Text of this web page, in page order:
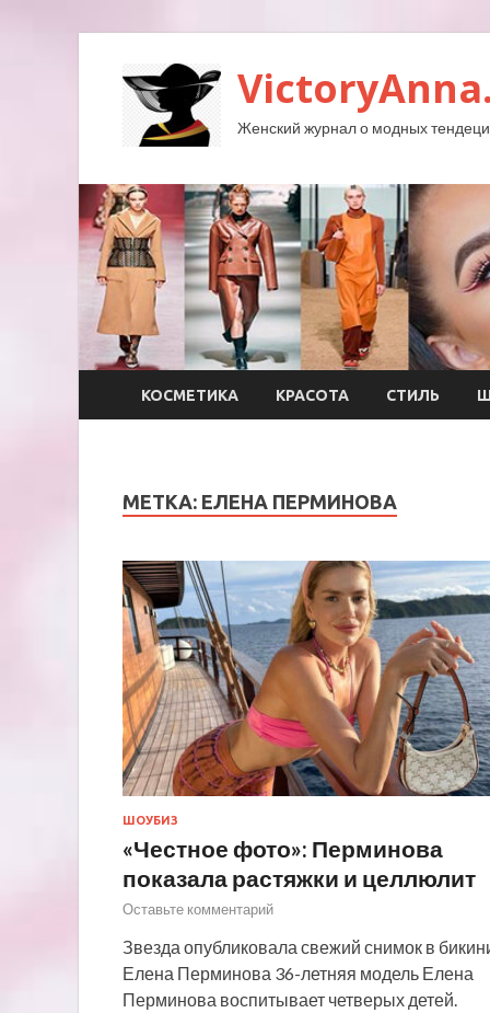
Женский журнал о модных
КОСМЕТИКА КРАСОТА СТИЛЬ
МЕТКА: ЕЛЕНА ПЕРМИНОВА
ШОУБИЗ
«Честное фото»: Перминова
показала растяжки и целлюлит
Оставьте комментарий
Звезда опубликовала свежий снимок в
Елена Перминова 36-летняя модель Елена
Перминова воспитывает четверых детей.